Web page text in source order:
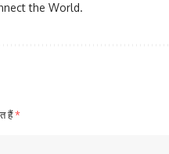
the World.
हैं*